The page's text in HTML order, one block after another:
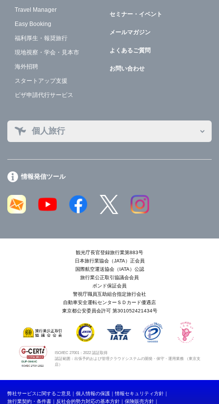
Travel Manager
Easy Booking
福利厚生・報奨旅行
現地視察・学会・見本市
海外招聘
スタートアップ支援
ビザ申請代行サービス
セミナー・イベント
メールマガジン
よくあるご質問
お問い合わせ
個人旅行
情報発信ツール
観光庁長官登録旅行業第883号
日本旅行業協会（JATA）正会員
国際航空運送協会（IATA）公認
旅行業公正取引協議会会員
ボンド保証会員
警視庁職員互助組合指定旅行会社
自動車安全運転センターＳＤカード優遇店
東京都公安委員会許可 第301052421434号
ISO/IEC 27001：2022 認証取得
認証範囲：出張予約および管理クラウドシステムの開発・保守・運用業務 （東京支
店）
弊社サービスに関するご意見 個人情報の保護
情報セキュリティ方針
旅行業契約・条件書
反社会的勢力対応の基本方針 保険販売方針